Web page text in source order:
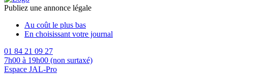
Publiez une annonce légale
Au coût le plus bas
En choisissant votre journal
01 84 21 09 27
7h00 à 19h00 (non surtaxé)
Espace JAL-Pro